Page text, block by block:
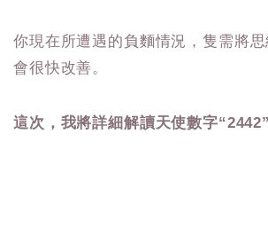
你現在所遭遇的負麵情況，隻需將
會很快改善。
這次，我將詳細解讀天使數字“2442”